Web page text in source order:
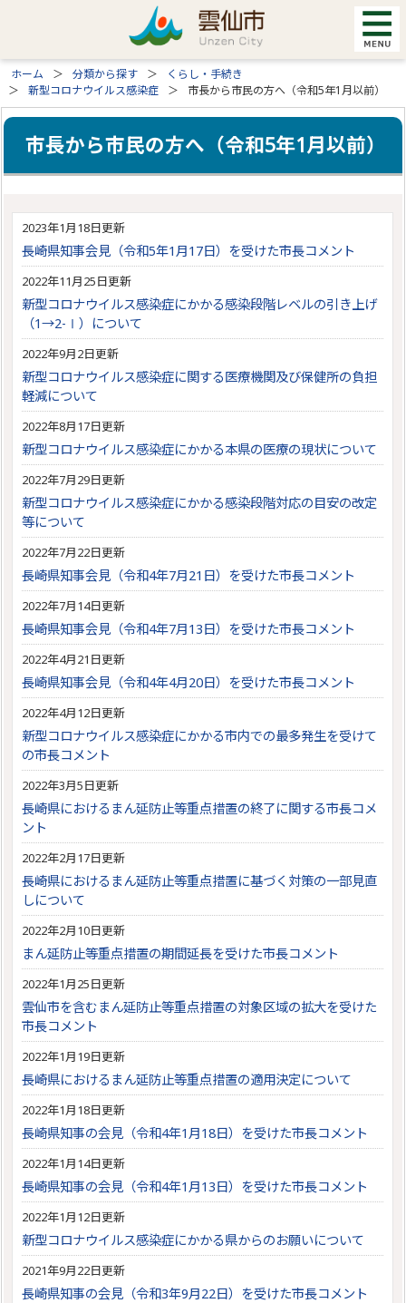
ホーム 分類から探す
くらし・手続き
新型コロナウイルス感染症
市長から市民の方へ（令和5年1月以前）
市長から市民の方へ（令和5年1月以前）
2023年1月18日更新
長崎県知事会見（令和5年1月17日）を受けた市長コメント
2022年11月25日更新
新型コロナウイルス感染症にかかる感染段階レベルの引き上げ
（1→2-Ⅰ）について
2022年9月2日更新
新型コロナウイルス感染症に関する医療機関及び保健所の負担
軽減について
2022年8月17日更新
新型コロナウイルス感染症にかかる本県の医療の現状について
2022年7月29日更新
新型コロナウイルス感染症にかかる感染段階対応の目安の改定
等について
2022年7月22日更新
長崎県知事会見（令和4年7月21日）を受けた市長コメント
2022年7月14日更新
長崎県知事会見（令和4年7月13日）を受けた市長コメント
2022年4月21日更新
長崎県知事会見（令和4年4月20日）を受けた市長コメント
2022年4月12日更新
新型コロナウイルス感染症にかかる市内での最多発生を受けて
の市長コメント
2022年3月5日更新
長崎県におけるまん延防止等重点措置の終了に関する市長コメ
ント
2022年2月17日更新
長崎県におけるまん延防止等重点措置に基づく対策の一部見直
しについて
2022年2月10日更新
まん延防止等重点措置の期間延長を受けた市長コメント
2022年1月25日更新
雲仙市を含むまん延防止等重点措置の対象区域の拡大を受けた
市長コメント
2022年1月19日更新
長崎県におけるまん延防止等重点措置の適用決定について
2022年1月18日更新
長崎県知事の会見（令和4年1月18日）を受けた市長コメント
2022年1月14日更新
長崎県知事の会見（令和4年1月13日）を受けた市長コメント
2022年1月12日更新
新型コロナウイルス感染症にかかる県からのお願いについて
2021年9月22日更新
長崎県知事の会見（令和3年9月22日）を受けた市長コメント